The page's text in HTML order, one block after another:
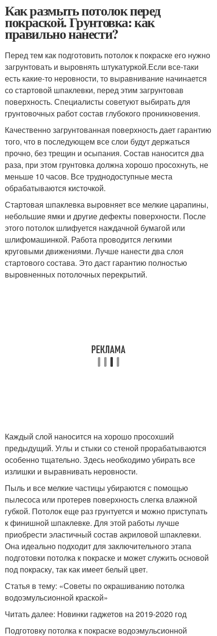
Как размыть потолок перед
покраской. Грунтовка: как
правильно нанести?
Перед тем как подготовить потолок к покраске его нужно
загрунтовать и выровнять штукатуркой.Если все-таки
есть какие-то неровности, то выравнивание начинается
со стартовой шпаклевки, перед этим загрунтовав
поверхность. Специалисты советуют выбирать для
грунтовочных работ состав глубокого проникновения.
Качественно загрунтованная поверхность дает гарантию
того, что в последующем все слои будут держаться
прочно, без трещин и осыпания. Состав наносится два
раза, при этом грунтовка должна хорошо просохнуть, не
меньше 10 часов. Все труднодоступные места
обрабатываются кисточкой.
Стартовая шпаклевка выровняет все мелкие царапины,
небольшие ямки и другие дефекты поверхности. После
этого потолок шлифуется наждачной бумагой или
шлифомашинкой. Работа проводится легкими
круговыми движениями. Лучше нанести два слоя
стартового состава. Это даст гарантию полностью
выровненных потолочных перекрытий.
Каждый слой наносится на хорошо просохший
предыдущий. Углы и стыки со стеной прорабатываются
особенно тщательно. Здесь необходимо убирать все
излишки и выравнивать неровности.
Пыль и все мелкие частицы убираются с помощью
пылесоса или протерев поверхность слегка влажной
губкой. Потолок еще раз грунтуется и можно приступать
к финишной шпаклевке. Для этой работы лучше
приобрести эластичный состав акриловой шпаклевки.
Она идеально подходит для заключительного этапа
подготовки потолка к покраске и может служить основой
под покраску, так как имеет белый цвет.
Статья в тему: «Советы по окрашиванию потолка
водоэмульсионной краской»
Читать далее: Новинки гаджетов на 2019-2020 год
Подготовку потолка к покраске водоэмульсионной